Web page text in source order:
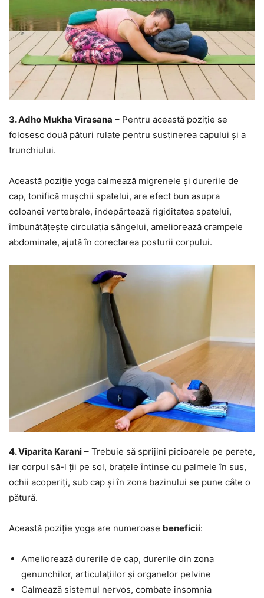
3. Adho Mukha Virasana – Pentru această poziție se
folosesc două pături rulate pentru susținerea capului și a
trunchiului.
Această poziție yoga calmează migrenele și durerile de
cap, tonifică mușchii spatelui, are efect bun asupra
coloanei vertebrale, îndepărtează rigiditatea spatelui,
îmbunătățește circulația sângelui, ameliorează crampele
abdominale, ajută în corectarea posturii corpului.
4. Viparita Karani – Trebuie să sprijini picioarele pe perete,
iar corpul să-l ții pe sol, brațele întinse cu palmele în sus,
ochii acoperiți, sub cap și în zona bazinului se pune câte o
pătură.
Această poziție yoga are numeroase beneficii:
Ameliorează durerile de cap, durerile din zona
genunchilor, articulațiilor și organelor pelvine
Calmează sistemul nervos, combate insomnia